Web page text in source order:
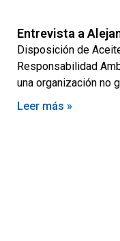
Entrevista a
Disposición de
Responsabilidad
una organización no
Leer más »